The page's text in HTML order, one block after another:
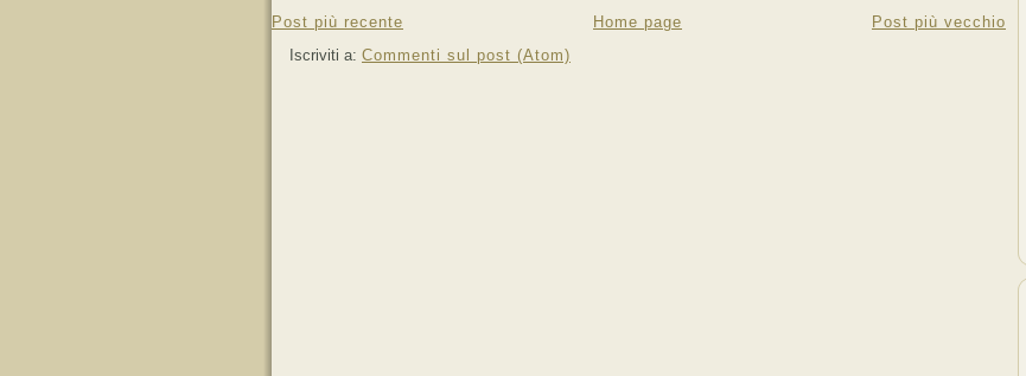
Post più recente Post più vecchio
Home page
Iscriviti a: Commenti sul post (Atom)